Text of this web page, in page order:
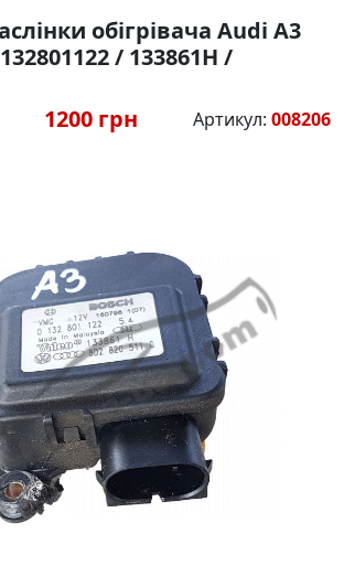
обігрівача Audi A3
/ 133861H /
1200 грн Артикул: 008206